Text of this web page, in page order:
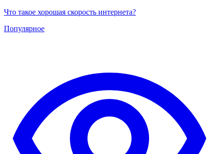
Что такое хорошая скорость интернета?
Популярное